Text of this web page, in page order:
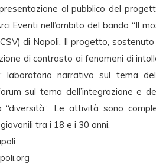
al pubblico del
Eventi nell’ambito del bando “Il
di Napoli. Il progetto,
di contrasto ai fenomeni di
narrativo sul tema
sul tema dell’integrazione e
“diversità”. Le attività sono
tra i 18 e i 30 anni.